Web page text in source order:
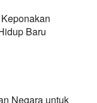
Baru
Negara untuk